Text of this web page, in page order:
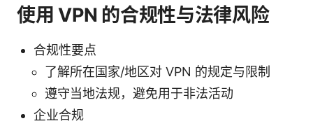
使用 VPN 的合规性与法律风险
合规性要点
了解所在国家/地区对 VPN 的规定与限制
遵守当地法规，避免用于非法活动
企业合规